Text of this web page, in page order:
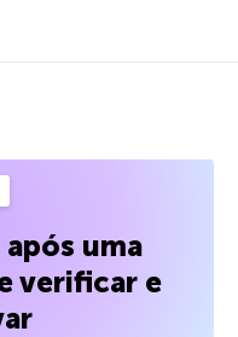
uma
verificar e